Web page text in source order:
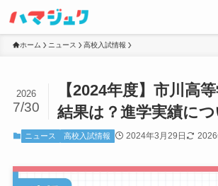
ホーム ニュース 高校入試情報
【2024年度】市川高
結果は？進学実績に
2026
7/30
ニュース 高校入試情報 2024年3月29日 2026